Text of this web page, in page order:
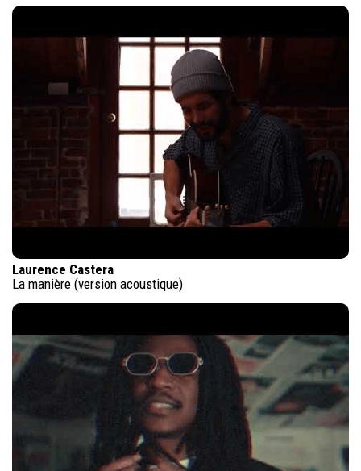
Laurence Castera
La manière (version acoustique)